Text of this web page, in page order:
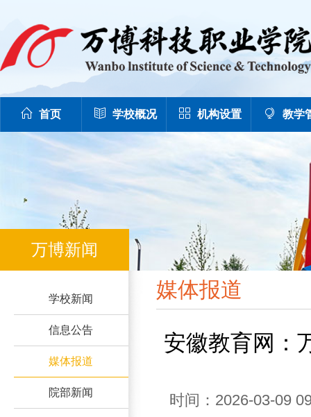
首页 学校概况 机构设置 教学
万博新闻
学校新闻
信息公告
媒体报道
院部新闻
媒体报道
安徽教育网：
时间：2026-03-09